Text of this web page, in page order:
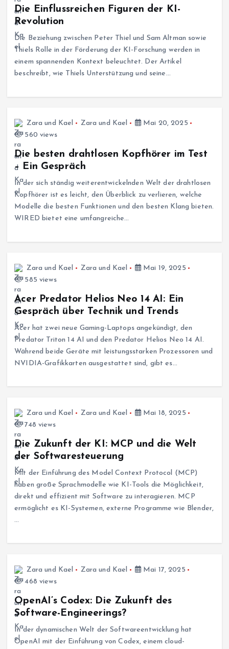
Die Einflussreichen Figuren der KI-
Revolution
Die Beziehung zwischen Peter Thiel und Sam Altman sowie
Thiels Rolle in der Förderung der KI-Forschung werden in
einem spannenden Kontext beleuchtet. Der Artikel
beschreibt, wie Thiels Unterstützung und seine…
Zara und Kael Zara und Kael
Mai 20, 2025
560 views
Die besten drahtlosen Kopfhörer im Test
– Ein Gespräch
In der sich ständig weiterentwickelnden Welt der drahtlosen
Kopfhörer ist es leicht, den Überblick zu verlieren, welche
Modelle die besten Funktionen und den besten Klang bieten.
WIRED bietet eine umfangreiche…
Zara und Kael Zara und Kael
Mai 19, 2025
585 views
Acer Predator Helios Neo 14 AI: Ein
Gespräch über Technik und Trends
Acer hat zwei neue Gaming-Laptops angekündigt, den
Predator Triton 14 AI und den Predator Helios Neo 14 AI.
Während beide Geräte mit leistungsstarken Prozessoren und
NVIDIA-Grafikkarten ausgestattet sind, gibt es…
Zara und Kael Zara und Kael
Mai 18, 2025
748 views
Die Zukunft der KI: MCP und die Welt
der Softwaresteuerung
Mit der Einführung des Model Context Protocol (MCP)
haben große Sprachmodelle wie KI-Tools die Möglichkeit,
direkt und effizient mit Software zu interagieren. MCP
ermöglicht es KI-Systemen, externe Programme wie Blender,
…
Zara und Kael Zara und Kael
Mai 17, 2025
468 views
OpenAI’s Codex: Die Zukunft des
Software-Engineerings?
In der dynamischen Welt der Softwareentwicklung hat
OpenAI mit der Einführung von Codex, einem cloud-